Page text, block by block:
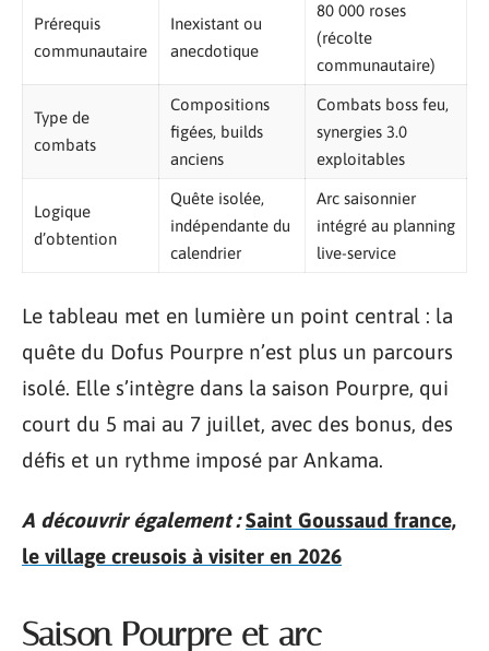
Prérequis
communautaire
Inexistant ou
anecdotique
80 000 roses
(récolte
communautaire)
Type de
combats
Compositions
figées, builds
anciens
Combats boss feu,
synergies 3.0
exploitables
Logique
d’obtention
Quête isolée,
indépendante du
calendrier
Arc saisonnier
intégré au planning
live-service
Le tableau met en lumière un point central : la
quête du Dofus Pourpre n’est plus un parcours
isolé. Elle s’intègre dans la saison Pourpre, qui
court du 5 mai au 7 juillet, avec des bonus, des
défis et un rythme imposé par Ankama.
A découvrir également : Saint Goussaud france,
le village creusois à visiter en 2026
Saison Pourpre et arc